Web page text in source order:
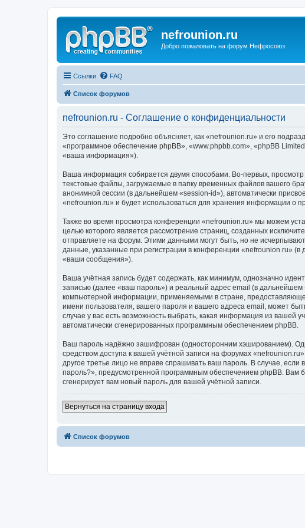
nefrounion.ru
Добро пожаловать на форум Нефросоюз
Ссылки FAQ
Список форумов
nefrounion.ru - Соглашение о конфиденциальности
Это соглашение подробно объясняет, как «nefrounion.ru» и его
«программное обеспечение phpBB», «www.phpbb.com», «phpBB
«ваша информация»).
Ваша информация собирается двумя способами. Во-первых,
текстовые файлы, загружаемые в папку временных файлов вашего
анонимной сессии (в дальнейшем «session-id»), автоматически
«nefrounion.ru» и будет использоваться для хранения информации о
Также во время просмотра конференции «nefrounion.ru» мы можем
целью которого является рассмотрение страниц, созданных
отправляете на форум. Этими данными могут быть, но не
данные, указанные при регистрации в конференции «nefrounion.ru»
«ваши сообщения»).
Ваша учётная запись будет содержать, как минимум, однозначно
записью (далее «ваш пароль») и реальный адрес email (в
компьютерной информации, применяемыми в стране,
имени пользователя, вашего пароля и вашего адреса email, может
случае у вас есть возможность выбрать, какая информация из вашей
автоматически сгенерированных программным обеспечением phpBB.
Ваш пароль надёжно зашифрован (односторонним хэшированием).
средством доступа к вашей учётной записи на форумах
другое третье лицо не вправе спрашивать ваш пароль. В случае,
пароль?», предусмотренной программным обеспечением phpBB. Вам
сгенерирует вам новый пароль для вашей учётной записи.
Вернуться на страницу входа
Список форумов